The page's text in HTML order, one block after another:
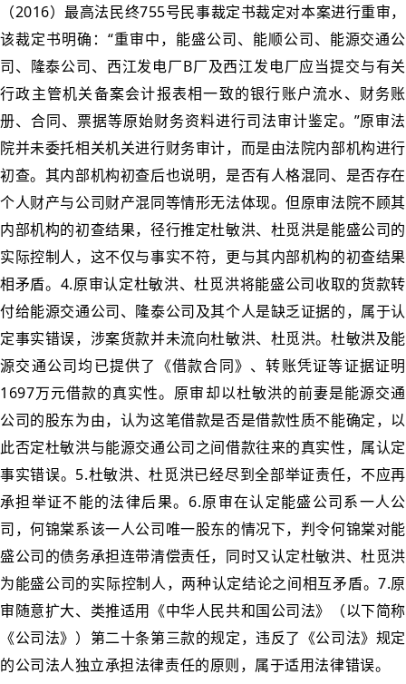
（2016）最高法民终755号民事裁定书裁定对本案进行重审，
该裁定书明确：“重审中，能盛公司、能顺公司、能源交通公
司、隆泰公司、西江发电厂B厂及西江发电厂应当提交与有关
行政主管机关备案会计报表相一致的银行账户流水、财务账
册、合同、票据等原始财务资料进行司法审计鉴定。”原审法
院并未委托相关机关进行财务审计，而是由法院内部机构进行
初查。其内部机构初查后也说明，是否有人格混同、是否存在
个人财产与公司财产混同等情形无法体现。但原审法院不顾其
内部机构的初查结果，径行推定杜敏洪、杜觅洪是能盛公司的
实际控制人，这不仅与事实不符，更与其内部机构的初查结果
相矛盾。4.原审认定杜敏洪、杜觅洪将能盛公司收取的货款转
付给能源交通公司、隆泰公司及其个人是缺乏证据的，属于认
定事实错误，涉案货款并未流向杜敏洪、杜觅洪。杜敏洪及能
源交通公司均已提供了《借款合同》、转账凭证等证据证明
1697万元借款的真实性。原审却以杜敏洪的前妻是能源交通
公司的股东为由，认为这笔借款是否是借款性质不能确定，以
此否定杜敏洪与能源交通公司之间借款往来的真实性，属认定
事实错误。5.杜敏洪、杜觅洪已经尽到全部举证责任，不应再
承担举证不能的法律后果。6.原审在认定能盛公司系一人公
司，何锦棠系该一人公司唯一股东的情况下，判令何锦棠对能
盛公司的债务承担连带清偿责任，同时又认定杜敏洪、杜觅洪
为能盛公司的实际控制人，两种认定结论之间相互矛盾。7.原
审随意扩大、类推适用《中华人民共和国公司法》（以下简称
《公司法》）第二十条第三款的规定，违反了《公司法》规定
的公司法人独立承担法律责任的原则，属于适用法律错误。